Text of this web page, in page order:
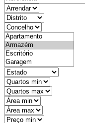
objective
districtId
countyId
types
state
mintypo
maxtypo
minarea
maxarea
minprice